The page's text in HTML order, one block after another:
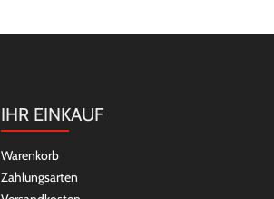
IHR EINKAUF
Warenkorb
Zahlungsarten